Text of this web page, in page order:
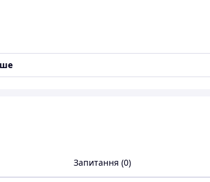
полегшить приготування ваших улюблених
після використовуйте роликовий ніж для
Запитання (0)